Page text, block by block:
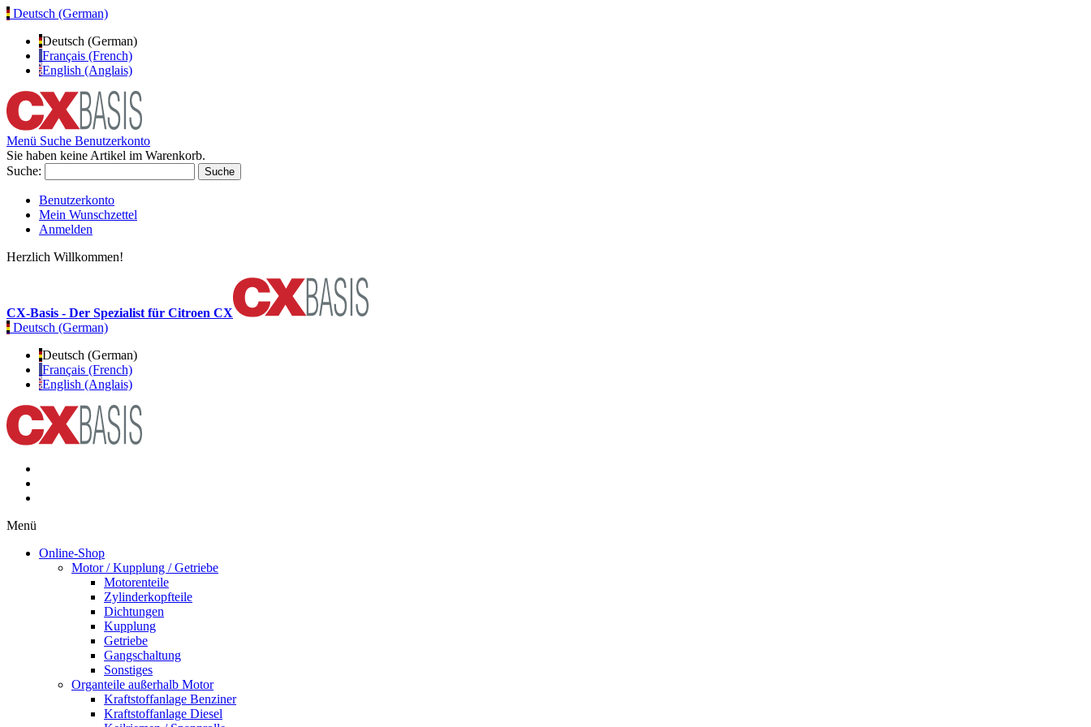
Deutsch (German)
Deutsch (German)
Français (French)
English (Anglais)
Menü Suche Benutzerkonto
Sie haben keine Artikel im Warenkorb.
Suche:
Suche
Benutzerkonto
Mein Wunschzettel
Anmelden
Herzlich Willkommen!
CX-Basis - Der Spezialist für Citroen CX
Deutsch (German)
Deutsch (German)
Français (French)
English (Anglais)
Menü
Online-Shop
Motor / Kupplung / Getriebe
Motorenteile
Zylinderkopfteile
Dichtungen
Kupplung
Getriebe
Gangschaltung
Sonstiges
Organteile außerhalb Motor
Kraftstoffanlage Benziner
Kraftstoffanlage Diesel